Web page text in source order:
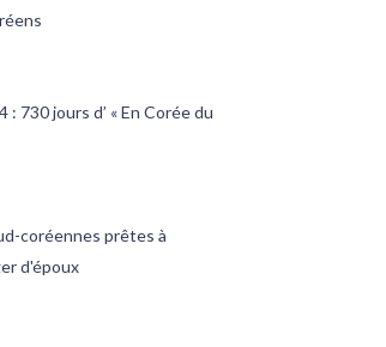
: 730 jours d’ « En Corée du
coréennes prêtes à
d'époux